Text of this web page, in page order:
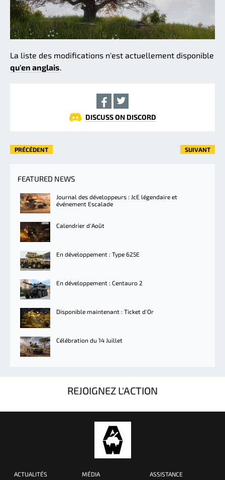
La liste des modifications n'est actuellement disponible
qu'en anglais
DISCUSS ON DISCORD
PRÉCÉDENT SUIVANT
FEATURED NEWS
Journal des développeurs : JcE légendaire et
événement Escalade
Calendrier d'Août
En développement : Type 625E
En développement : Centauro 2
Disponible maintenant : Ticket d'Or
Célébration du 14 Juillet
REJOIGNEZ L'ACTION
ACTUALITÉS MÉDIA ASSISTANCE